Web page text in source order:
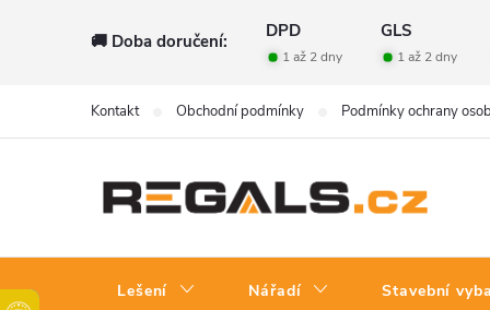
🚚 Doba doručení: DPD GLS
1 až 2 dny 1 až 2 dny
Kontakt Obchodní podmínky Podmínky ochrany
Lešení Nářadí Stavební